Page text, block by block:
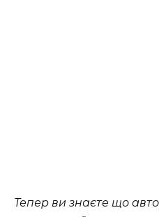
Тепер ви знаєте що